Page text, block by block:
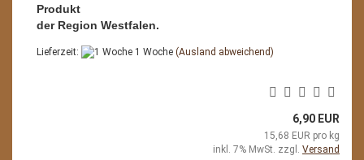
Produkt
der Region Westfalen.
Lieferzeit: 1 Woche (Ausland abweichend)
6,90 EUR
15,68 EUR pro kg
inkl. 7% MwSt. zzgl. Versand